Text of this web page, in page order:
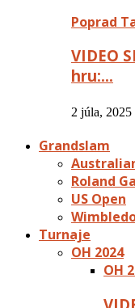
Poprad
VIDEO
hru:…
2 júla, 2025
Grandslam
Roland
US Open
Turnaje
OH 2024
OH